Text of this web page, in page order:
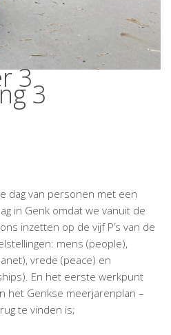
33
dag van personen met een
in Genk omdat we vanuit de
inzetten op de vijf P’s van de
mens (people),
vrede (peace) en
En het eerste werkpunt
het Genkse meerjarenplan –
te vinden is;